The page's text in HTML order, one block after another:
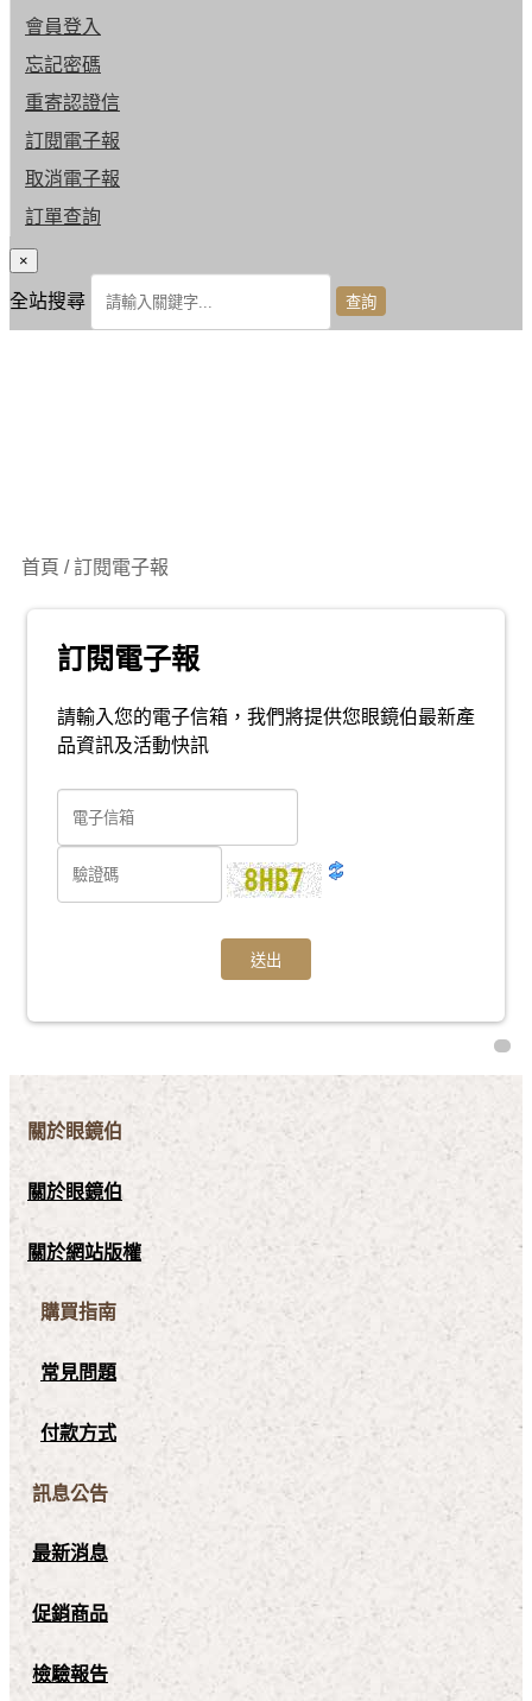
會員登入
忘記密碼
重寄認證信
訂閱電子報
取消電子報
訂單查詢
×
全站搜尋
首頁 / 訂閱電子報
訂閱電子報
請輸入您的電子信箱，我們將提供您眼鏡伯最新產
品資訊及活動快訊
關於眼鏡伯
關於眼鏡伯
關於網站版權
購買指南
常見問題
付款方式
訊息公告
最新消息
促銷商品
檢驗報告